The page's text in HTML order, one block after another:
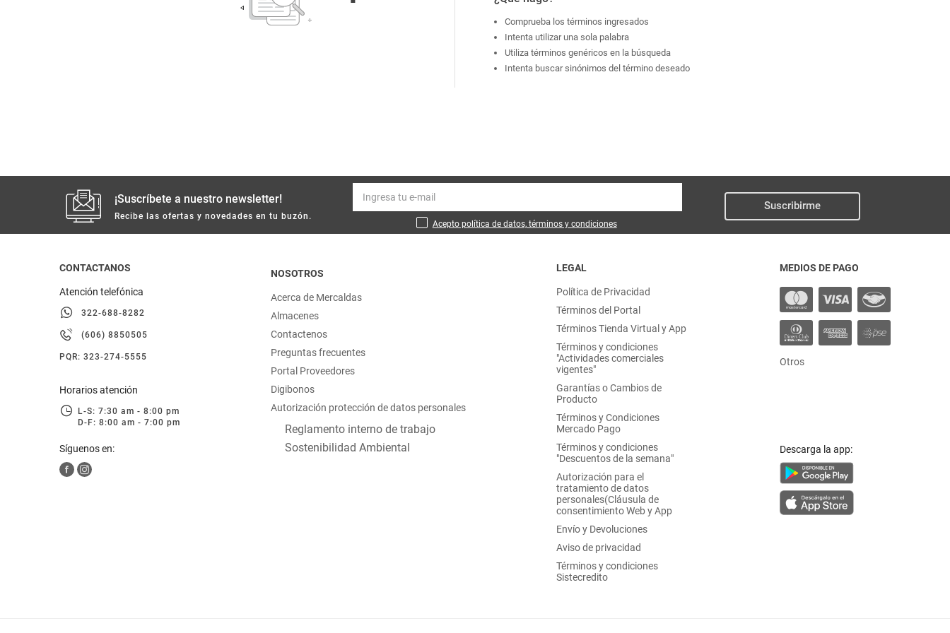
limpieza
otros
hogar
moda
deportes
Comprueba los términos ingresados
Intenta utilizar una sola palabra
Utiliza términos genéricos en la búsqueda
Intenta buscar sinónimos del término deseado
¡Suscríbete a nuestro newsletter!
Recibe las ofertas y novedades en tu buzón.
Acepto política de datos, términos y condiciones
Suscribirme
CONTACTANOS
Atención telefónica
322-688-8282
(606) 8850505
PQR: 323-274-5555
Horarios atención
L-S: 7:30 am - 8:00 pm
D-F: 8:00 am - 7:00 pm
Síguenos en:
NOSOTROS
Acerca de Mercaldas
Almacenes
Contactenos
Preguntas frecuentes
Portal Proveedores
Digibonos
Autorización protección de datos personales
Reglamento interno de trabajo
Sostenibilidad Ambiental
LEGAL
Política de Privacidad
Términos del Portal
Términos Tienda Virtual y App
Términos y condiciones
"Actividades comerciales
vigentes"
Garantías o Cambios de
Producto
Términos y Condiciones
Mercado Pago
Términos y condiciones
"Descuentos de la semana"
Autorización para el
tratamiento de datos
personales(Cláusula de
consentimiento Web y App
Envío y Devoluciones
Aviso de privacidad
Términos y condiciones
Sistecredito
MEDIOS DE PAGO
Otros
Descarga la app:
Mantequilla